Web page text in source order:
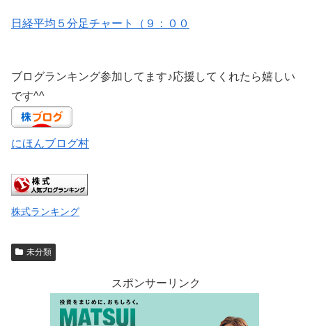
日経平均５分足チャート（９：００
ブログランキング参加してます♪応援してくれたら嬉しい
です^^
にほんブログ村
株式ランキング
未分類
スポンサーリンク